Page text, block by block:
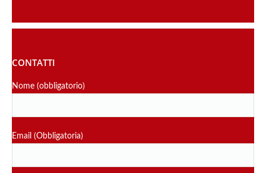
CONTATTI
Nome (obbligatorio)
Email (Obbligatoria)